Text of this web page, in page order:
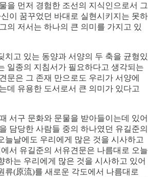
을 먼저 경험한 조선의 지식인으로서 그
이 꿈꾸었던 바대로 실현시키지는 못하
의 저서는 하나의 큰 의미를 가지고 있
치고 있는 동양과 서양의 두 축을 균형있
일종의 지침서가 필요하다고 생각되는
문은 그 존재 만으로도 우리가 서양에
데 유용한 도서로서 큰 의미가 있다고
서구 문화와 문물을 받아들이는데 있어
담당한 사람들 중의 하나였던 유길준의
늘날에도 우리에게 많은 것을 시사하고
서 유길준의 서유견문은 나름대로 오늘
하는 우리에게 많은 것을 시사하고 있어
류(原流)를 새로운 각도에서 나름대로